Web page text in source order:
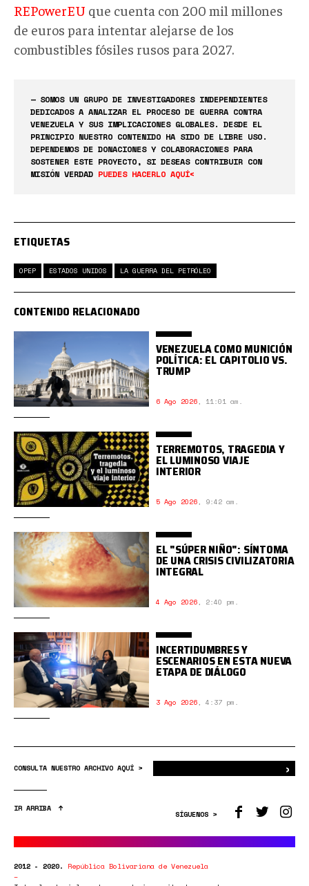
REPowerEU que cuenta con 200 mil millones
de euros para intentar alejarse de los
combustibles fósiles rusos para 2027.
— SOMOS UN GRUPO DE INVESTIGADORES INDEPENDIENTES
DEDICADOS A ANALIZAR EL PROCESO DE GUERRA CONTRA
VENEZUELA Y SUS IMPLICACIONES GLOBALES. DESDE EL
PRINCIPIO NUESTRO CONTENIDO HA SIDO DE LIBRE USO.
DEPENDEMOS DE DONACIONES Y COLABORACIONES PARA
SOSTENER ESTE PROYECTO, SI DESEAS CONTRIBUIR CON
MISIÓN VERDAD PUEDES HACERLO AQUÍ<
ETIQUETAS
OPEP ESTADOS UNIDOS LA GUERRA DEL PETRÓLEO
CONTENIDO RELACIONADO
VENEZUELA COMO MUNICIÓN
POLÍTICA: EL CAPITOLIO VS.
TRUMP
6 Ago 2026, 11:01 am.
TERREMOTOS, TRAGEDIA Y
EL LUMINOSO VIAJE
INTERIOR
5 Ago 2026, 9:42 am.
EL "SÚPER NIÑO": SÍNTOMA
DE UNA CRISIS CIVILIZATORIA
INTEGRAL
4 Ago 2026, 2:40 pm.
INCERTIDUMBRES Y
ESCENARIOS EN ESTA NUEVA
ETAPA DE DIÁLOGO
3 Ago 2026, 4:37 pm.
CONSULTA NUESTRO ARCHIVO AQUÍ > ›
IR ARRIBA
SÍGUENOS >
2012 - 2020. República Bolivariana de Venezuela